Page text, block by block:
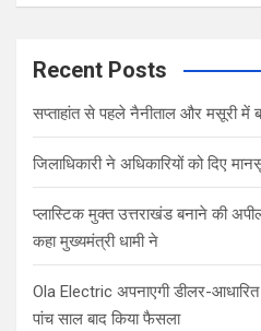
a
c
Recent Posts
सप्ताहांत से पहले नैनीताल और मसूरी में
जिलाधिकारी ने अधिकारियों को दिए
प्लास्टिक मुक्त उत्तराखंड बनाने की
कहा मुख्यमंत्री धामी ने
Ola Electric अपनाएगी डीलर-
पांच साल बाद किया फैसला